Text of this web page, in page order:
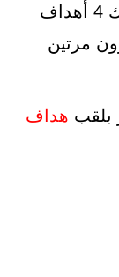
لاعب الزمالك 4 أهداف
مرتين
بلقب هداف